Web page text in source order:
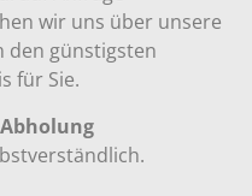
wir uns über unsere
günstigsten
für Sie.